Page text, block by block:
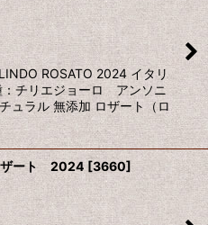
ROSATO 2024 イタリ
：チリエジョーロ アンソニ
ュラル 無添加 ロザート（ロ
ート 2024 [3660]